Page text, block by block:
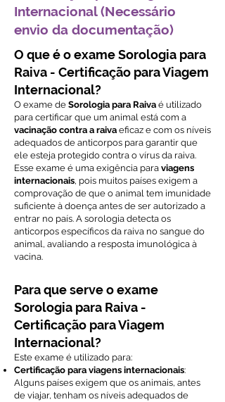
Internacional (Necessário
envio da documentação)
O que é o exame Sorologia para
Raiva - Certificação para Viagem
Internacional?
O exame de Sorologia para Raiva é utilizado
para certificar que um animal está com a
vacinação contra a raiva eficaz e com os níveis
adequados de anticorpos para garantir que
ele esteja protegido contra o vírus da raiva.
Esse exame é uma exigência para viagens
internacionais, pois muitos países exigem a
comprovação de que o animal tem imunidade
suficiente à doença antes de ser autorizado a
entrar no país. A sorologia detecta os
anticorpos específicos da raiva no sangue do
animal, avaliando a resposta imunológica à
vacina.
Para que serve o exame
Sorologia para Raiva -
Certificação para Viagem
Internacional?
Este exame é utilizado para:
Certificação para viagens internacionais:
Alguns países exigem que os animais, antes
de viajar, tenham os níveis adequados de